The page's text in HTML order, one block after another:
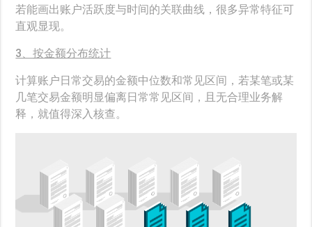
若能画出账户活跃度与时间的关联曲线，很多异常特征可
直观显现。
3、按金额分布统计
计算账户日常交易的金额中位数和常见区间，若某笔或某
几笔交易金额明显偏离日常常见区间，且无合理业务解
释，就值得深入核查。